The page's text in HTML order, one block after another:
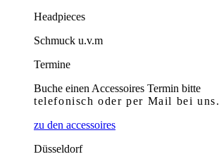
Headpieces
Schmuck u.v.m
Termine
Buche einen Accessoires Termin bitte
telefonischoder per Mail bei uns.
zu den accessoires
Düsseldorf